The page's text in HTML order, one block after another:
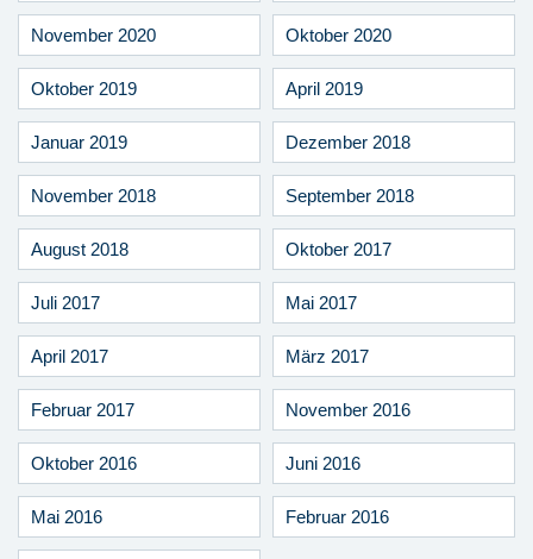
November 2020 Oktober 2020
Oktober 2019 April 2019
Januar 2019 Dezember 2018
November 2018 September 2018
August 2018 Oktober 2017
Juli 2017 Mai 2017
April 2017 März 2017
Februar 2017 November 2016
Oktober 2016 Juni 2016
Mai 2016 Februar 2016